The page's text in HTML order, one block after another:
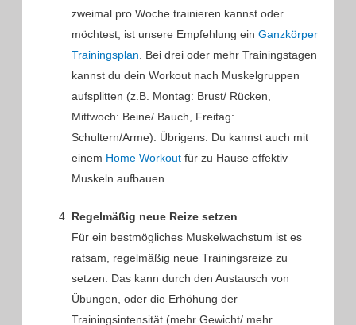
zweimal pro Woche trainieren kannst oder
möchtest, ist unsere Empfehlung ein Ganzkörper
Trainingsplan . Bei drei oder mehr Trainingstagen
kannst du dein Workout nach Muskelgruppen
aufsplitten (z.B. Montag: Brust/ Rücken,
Mittwoch: Beine/ Bauch, Freitag:
Schultern/Arme). Übrigens: Du kannst auch mit
einem Home Workoutfür zu Hause effektiv
Muskeln aufbauen.
Regelmäßig neue Reize setzen
Für ein bestmögliches Muskelwachstum ist es
ratsam, regelmäßig neue Trainingsreize zu
setzen. Das kann durch den Austausch von
Übungen, oder die Erhöhung der
Trainingsintensität (mehr Gewicht/ mehr